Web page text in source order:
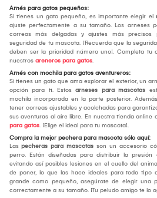
Arnés para gatos pequeños:
Si tienes un gato pequeño, es importante elegir el
ajuste perfectamente a su tamaño. Los arneses
correas más delgadas y ajustes más
seguridad de tu mascota. ¡Recuerda que la
deben ser la prioridad número uno!. Completa
nuestros areneros para gatos.
Arnés con mochila para gatos aventureros:
Si tienes un gato que ama explorar el exterior, un
opción para ti. Estos arneses para mascotas
mochila incorporada en la parte posterior.
tener correas ajustables y acolchadas para
sus aventuras al aire libre. En nuestra tienda online
para gatos. ¡Elige el ideal para tu mascota!.
Compra la mejor pechera para mascota sólo aquí:
Las pecheras para mascotas son un accesorio
perro. Están diseñadas para distribuir la
evitando así posibles lesiones en el cuello del
de poner, lo que las hace ideales para todo tipo
grande como pequeño, asegúrate de elegir una
correctamente a su tamaño. ¡Tu peludo amigo te lo